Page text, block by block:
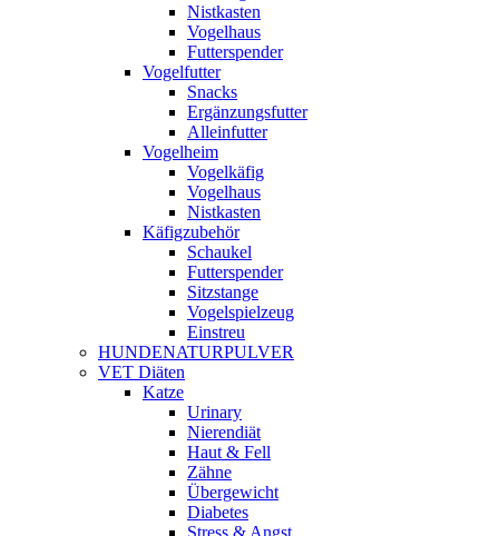
Nistkasten
Vogelhaus
Futterspender
Vogelfutter
Snacks
Ergänzungsfutter
Alleinfutter
Vogelheim
Vogelkäfig
Vogelhaus
Nistkasten
Käfigzubehör
Schaukel
Futterspender
Sitzstange
Vogelspielzeug
Einstreu
HUNDENATURPULVER
VET Diäten
Katze
Urinary
Nierendiät
Haut & Fell
Zähne
Übergewicht
Diabetes
Stress & Angst